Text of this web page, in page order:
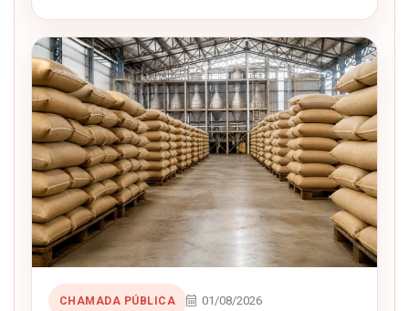
CHAMADA PÚBLICA 01/08/2026